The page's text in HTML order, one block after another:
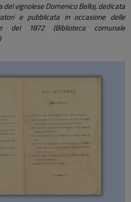
del vignolese Domenico Belloj, dedicata
e pubblicata in occasione delle
del 1872 (Biblioteca comunale